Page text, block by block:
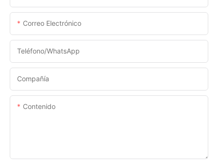
Correo Electrónico
Teléfono/WhatsApp
Compañía
Contenido